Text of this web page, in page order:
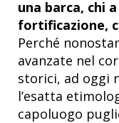
una barca, chi
fortificazione,
Perché
avanzate nel
storici, ad oggi
l’esatta
capoluogo